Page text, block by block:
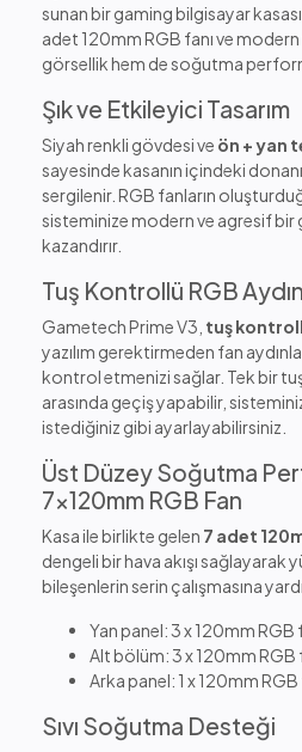
sunan bir gaming bilgisayar
adet 120mm RGB fanı ve modern
görsellik hem de soğutma
Şık ve Etkileyici Tasarım
Siyah renkli gövdesi ve ön + yan
sayesinde kasanın içindeki
sergilenir. RGB fanların
sisteminize modern ve agresif
kazandırır.
Tuş Kontrollü RGB
Gametech Prime V3, tuş
yazılım gerektirmeden fan
kontrol etmenizi sağlar. Tek bir
arasında geçiş yapabilir,
istediğiniz gibi ayarlayabilirsiniz.
Üst Düzey Soğutma
7x120mm RGB Fan
Kasa ile birlikte gelen 7 adet
dengeli bir hava akışı sağlayarak
bileşenlerin serin çalışmasına
Yan panel: 3 x 120mm RGB
Alt bölüm: 3 x 120mm RGB
Arka panel: 1 x 120mm
Sıvı Soğutma Desteği